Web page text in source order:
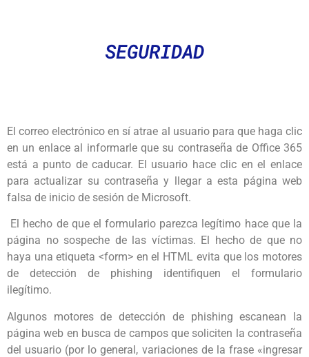
SEGURIDAD
El correo electrónico en sí atrae al usuario para que haga clic
en un enlace al informarle que su contraseña de Office 365
está a punto de caducar. El usuario hace clic en el enlace
para actualizar su contraseña y llegar a esta página web
falsa de inicio de sesión de Microsoft.
El hecho de que el formulario parezca legítimo hace que la
página no sospeche de las víctimas. El hecho de que no
haya una etiqueta <form> en el HTML evita que los motores
de detección de phishing identifiquen el formulario
ilegítimo.
Algunos motores de detección de phishing escanean la
página web en busca de campos que soliciten la contraseña
del usuario (por lo general, variaciones de la frase «ingresar